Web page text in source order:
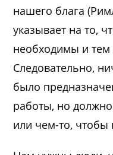
нашего блага
указывает на то,
необходимы и тем
Следовательно,
было
работы, но
или чем-то, чтобы